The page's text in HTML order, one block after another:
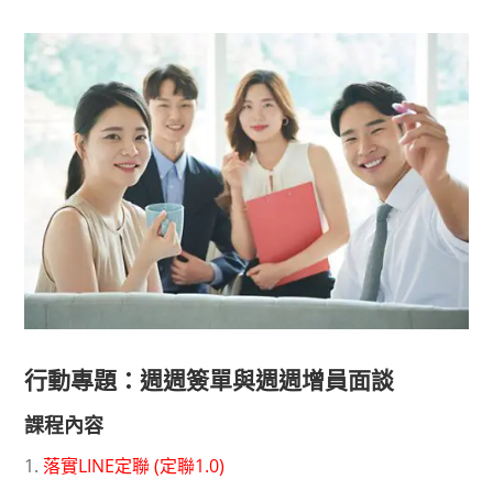
行動專題：週週簽單與週週增員面談
課程內容
落實LINE定聯 (定聯1.0)